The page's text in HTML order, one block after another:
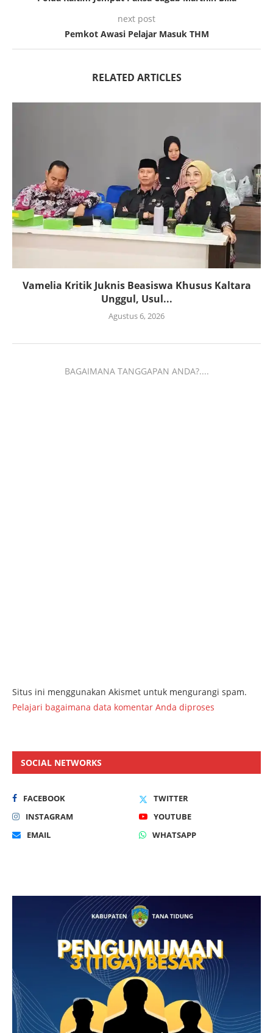
next post
Pemkot Awasi Pelajar Masuk THM
RELATED ARTICLES
Vamelia Kritik Juknis Beasiswa Khusus Kaltara
Unggul, Usul...
Agustus 6, 2026
BAGAIMANA TANGGAPAN ANDA?....
Situs ini menggunakan Akismet untuk mengurangi spam.
Pelajari bagaimana data komentar Anda diproses
SOCIAL NETWORKS
FACEBOOK
TWITTER
INSTAGRAM
YOUTUBE
EMAIL
WHATSAPP